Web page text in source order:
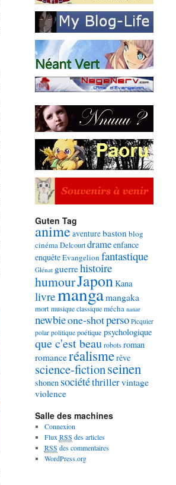
Guten Tag
animeaventurebaston blog
cinémaDelcourtdrameenfance
enquêteEvangelion fantastique
Glénat guerrehistoire
humourJapon Kana
livremangamangaka
mortmusique classiquemécha nanar
newbieone-shotperso Picquier
polar politique poétique psychologique
que c'est beaurobotsroman
romanceréalismerêve
science-fictionseinen
shonen sociététhrillervintage
violence
Salle des machines
Connexion
Flux RSS des articles
RSS des commentaires
WordPress.org